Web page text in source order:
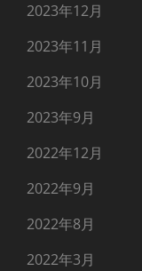
2023年12月
2023年11月
2023年10月
2023年9月
2022年12月
2022年9月
2022年8月
2022年3月